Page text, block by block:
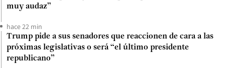
muy audaz”
hace 22 min
Trump pide a sus senadores que reaccionen de cara a las
próximas legislativas o será “el último presidente
republicano”